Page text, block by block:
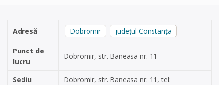
Adresă Dobromir județul Constanța
Punct de
lucru
Dobromir, str. Baneasa nr. 11
Sediu
Dobromir, str. Baneasa nr. 11, tel: